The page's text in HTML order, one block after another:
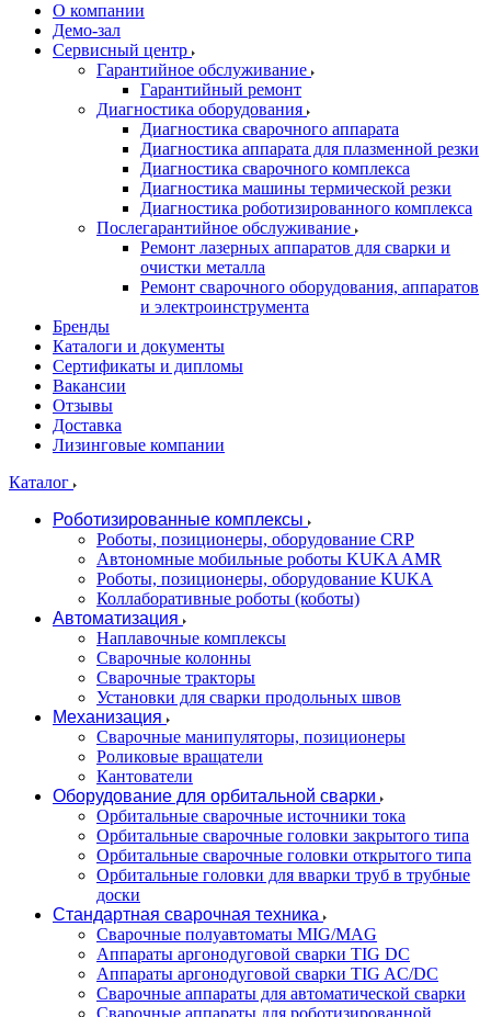
О компании
Демо-зал
Сервисный центр
Гарантийное обслуживание
Гарантийный ремонт
Диагностика оборудования
Диагностика сварочного аппарата
Диагностика аппарата для плазменной резки
Диагностика сварочного комплекса
Диагностика машины термической резки
Диагностика роботизированного комплекса
Послегарантийное обслуживание
Ремонт лазерных аппаратов для сварки и
очистки металла
Ремонт сварочного оборудования, аппаратов
и электроинструмента
Бренды
Каталоги и документы
Сертификаты и дипломы
Вакансии
Отзывы
Доставка
Лизинговые компании
Каталог
Роботизированные комплексы
Роботы, позиционеры, оборудование CRP
Автономные мобильные роботы KUKA AMR
Роботы, позиционеры, оборудование KUKA
Коллаборативные роботы (коботы)
Автоматизация
Наплавочные комплексы
Сварочные колонны
Сварочные тракторы
Установки для сварки продольных швов
Механизация
Сварочные манипуляторы, позиционеры
Роликовые вращатели
Кантователи
Оборудование для орбитальной сварки
Орбитальные сварочные источники тока
Орбитальные сварочные головки закрытого типа
Орбитальные сварочные головки открытого типа
Орбитальные головки для вварки труб в трубные
доски
Стандартная сварочная техника
Сварочные полуавтоматы MIG/MAG
Аппараты аргонодуговой сварки TIG DC
Аппараты аргонодуговой сварки TIG AC/DC
Сварочные аппараты для автоматической сварки
Сварочные аппараты для роботизированной